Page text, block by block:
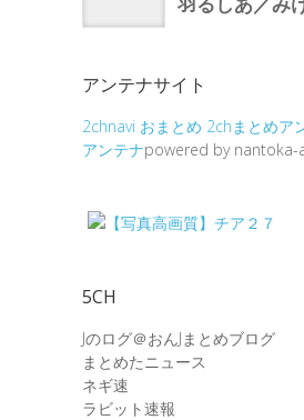
アンテナサイト
2chnavi おまとめ 2chまとめア
アンテナpowered by nantoka-
5CH
Jのログ＠おんJまとめブログ
まとめたニュース
ネギ速
ラビット速報